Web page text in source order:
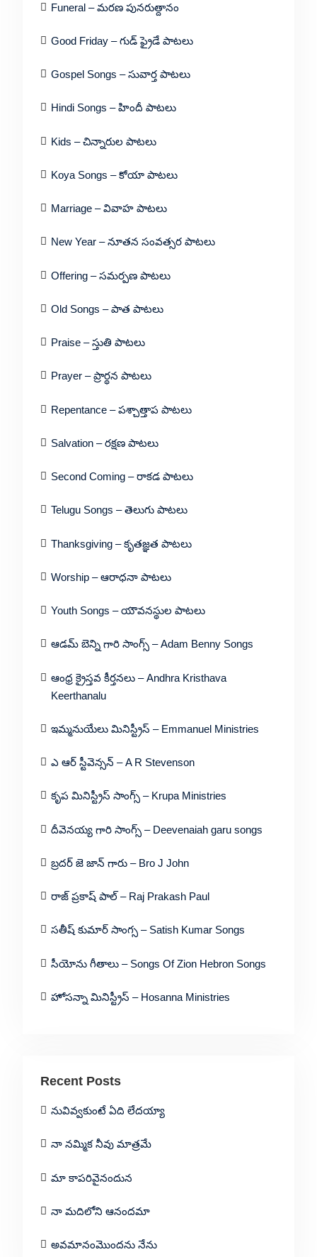
Funeral – మరణ పునరుత్దానం
Good Friday – గుడ్ ఫ్రైడే పాటలు
Gospel Songs – సువార్త పాటలు
Hindi Songs – హిందీ పాటలు
Kids – చిన్నారుల పాటలు
Koya Songs – కోయా పాటలు
Marriage – వివాహ పాటలు
New Year – నూతన సంవత్సర పాటలు
Offering – సమర్పణ పాటలు
Old Songs – పాత పాటలు
Praise – స్తుతి పాటలు
Prayer – ప్రార్థన పాటలు
Repentance – పశ్చాత్తాప పాటలు
Salvation – రక్షణ పాటలు
Second Coming – రాకడ పాటలు
Telugu Songs – తెలుగు పాటలు
Thanksgiving – కృతజ్ఞత పాటలు
Worship – ఆరాధనా పాటలు
Youth Songs – యౌవనస్థుల పాటలు
ఆడమ్ బెన్ని గారి సాంగ్స్ – Adam Benny Songs
ఆంధ్ర క్రైస్తవ కీర్తనలు – Andhra Kristhava
Keerthanalu
ఇమ్మనుయేలు మినిస్ట్రీస్ – Emmanuel Ministries
ఎ ఆర్ స్టీవెన్సన్ – A R Stevenson
కృప మినిస్ట్రీస్ సాంగ్స్ – Krupa Ministries
దీవెనయ్య గారి సాంగ్స్ – Deevenaiah garu songs
బ్రదర్ జె జాన్ గారు – Bro J John
రాజ్ ప్రకాష్ పాల్ – Raj Prakash Paul
సతీష్ కుమార్ సాంగ్స – Satish Kumar Songs
సీయోను గీతాలు – Songs Of Zion Hebron Songs
హోసన్నా మినిస్ట్రీస్ – Hosanna Ministries
Recent Posts
నువివ్వకుంటే ఏది లేదయ్యా
నా నమ్మిక నీవు మాత్రమే
మా కాపరివైనందున
నా మదిలోని ఆనందమా
అవమానంమొందను నేను